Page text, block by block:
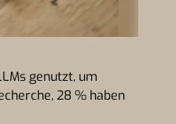
genutzt, um
28 % haben